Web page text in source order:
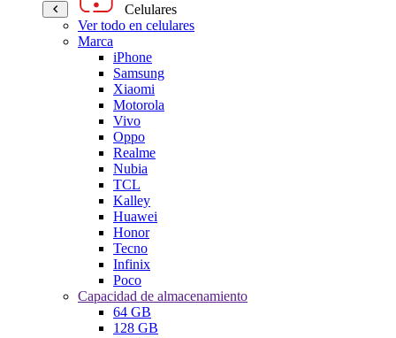
Celulares
Ver todo en celulares
Marca
iPhone
Samsung
Xiaomi
Motorola
Vivo
Oppo
Realme
Nubia
TCL
Kalley
Huawei
Honor
Tecno
Infinix
Poco
Capacidad de almacenamiento
64 GB
128 GB